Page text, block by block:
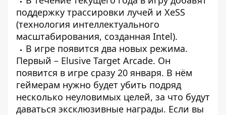
поддержку трассировки лучей и XeSS
(технология интеллектуального
масштабирования, созданная Intel).
В игре появится два новых режима.
Первый – Elusive Target Arcade. Он
появится в игре сразу 20 января. В нём
геймерам нужно будет убить подряд
несколько неуловимых целей, за что будут
даваться эксклюзивные награды. Если вы